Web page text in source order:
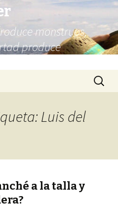
monstruos,
produce
Buscar:
Luis del
a la talla y